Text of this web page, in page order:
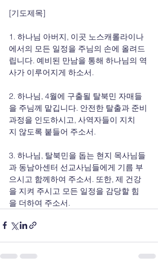
[기도제목]
1. 하나님 아버지, 이곳 노스캐롤라이나
에서의 모든 일정을 주님의 손에 올려드
립니다. 예비된 만남을 통해 하나님의 역
사가 이루어지게 하소서.
2. 하나님, 4월에 구출될 탈북민 자매들
을 주님께 맡깁니다. 안전한 탈출과 준비
과정을 인도하시고, 사역자들이 지치
지 않도록 붙들어 주소서.
3. 하나님, 탈북민을 돕는 현지 목사님들
과 동남아센터 선교사님들에게 기름 부
으시고 함께하여 주소서. 또한, 제 건강
을 지켜 주시고 모든 일정을 감당할 힘
을 더하여 주소서.